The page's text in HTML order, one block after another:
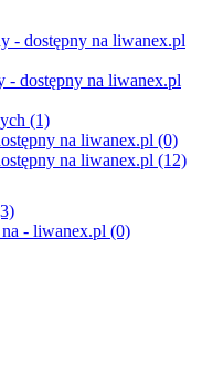
- dostępny na liwanex.pl
- dostępny na liwanex.pl
(1)
na liwanex.pl (0)
na liwanex.pl (12)
- liwanex.pl (0)